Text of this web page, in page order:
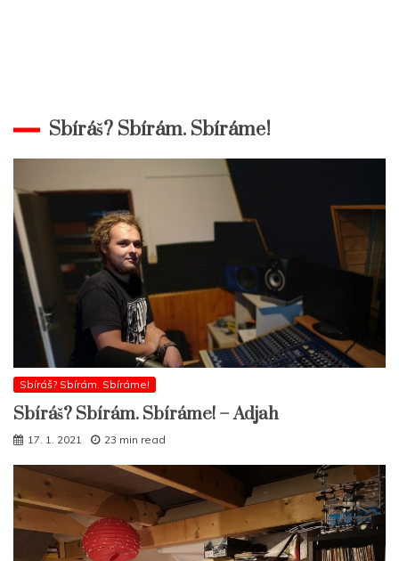
Sbíráš? Sbírám. Sbíráme!
Sbíráš? Sbírám. Sbíráme!
Sbíráš? Sbírám. Sbíráme! – Adjah
17. 1. 2021 23 min read